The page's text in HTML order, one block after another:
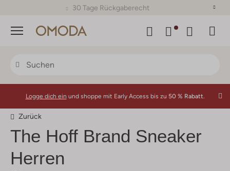
30 Tage Rückgaberecht
Menü
Logge dich ein und shoppe mit Early Access bis zu 50 % Rabatt.
Zurück
The Hoff Brand Sneaker
Herren